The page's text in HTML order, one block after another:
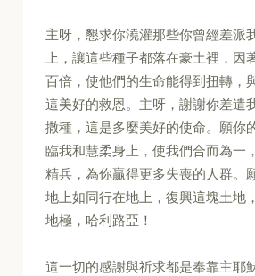
主呀，懇求你澆灌那些你曾經差派
上，讓這些種子都落在豪土裡，因
百倍，使他們的生命能得到扭轉，
這美好的救恩。主呀，謝謝你差遣
撒種，這是多麼美好的使命。願你
臨我和慧柔身上，使我們合而為一
精兵，為你贏得更多失喪的人群。
地上如同行在地上，復興這塊土地
地極，哈利路亞！
這一切的感謝與祈求都是奉靠主耶